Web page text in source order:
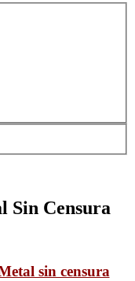
Sin Censura
sin censura